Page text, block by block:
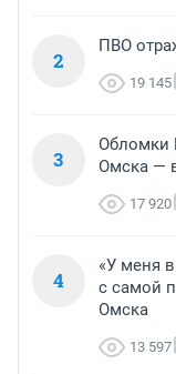
2
ПВО
19 145
3
Обломки
Омска —
17 920
4
«У меня
с самой
Омска
13 597